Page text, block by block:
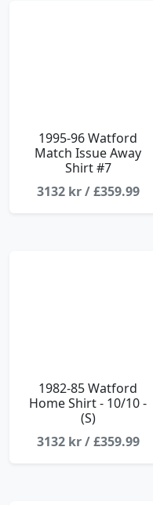
1995-96 Watford
Match Issue Away
Shirt #7
3132 kr / £359.99
1982-85 Watford
Home Shirt - 10/10 -
(S)
3132 kr / £359.99